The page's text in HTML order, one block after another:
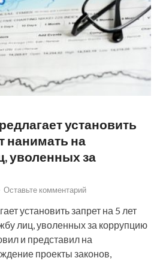
установить
нанимать на
уволенных за
Оставьте комментарий
установить запрет на 5 лет
лиц, уволенных за коррупцию
и представил на
проекты законов,